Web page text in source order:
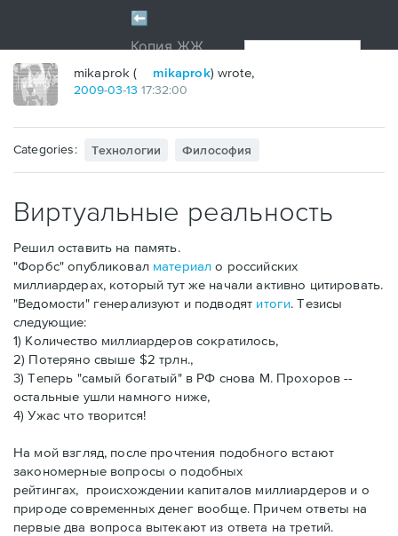
mikaprok ( mikaprok) wrote,
2009-03-13 17:32:00
Categories: Технологии Философия
Виртуальные реальность
Решил оставить на память.
"Форбс" опубликовал материал о российских
миллиардерах, который тут же начали активно цитировать.
"Ведомости" генерализуют и подводят итоги. Тезисы
следующие:
1) Количество миллиардеров сократилось,
2) Потеряно свыше $2 трлн.,
3) Теперь "самый богатый" в РФ снова М. Прохоров --
остальные ушли намного ниже,
4) Ужас что творится!
На мой взгляд, после прочтения подобного встают
закономерные вопросы о подобных
рейтингах, происхождении капиталов миллиардеров и о
природе современных денег вообще. Причем ответы на
первые два вопроса вытекают из ответа на третий.